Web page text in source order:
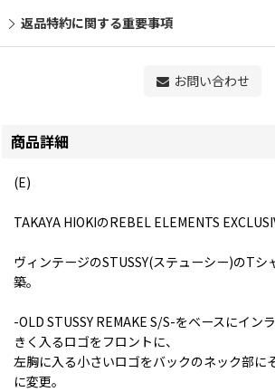
返品特約に関する重要事項
お問い合わせ
商品詳細
(E)
TAKAYA HIOKIのREBEL ELEMENTS
ヴィンテージのSTUSSY(ステューシー)のTシ
築。
-OLD STUSSY REMAKE S/S-をベースにイン
きく入るロゴをフロントに、
左胸に入る小さいロゴをバックのネック部に
に変更。